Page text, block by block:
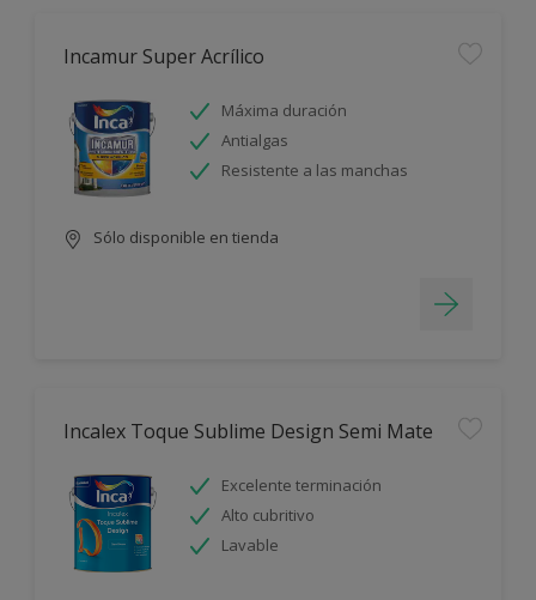
Incamur Super Acrílico
Máxima duración
Antialgas
Resistente a las manchas
Sólo disponible en tienda
Incalex Toque Sublime Design Semi Mate
Excelente terminación
Alto cubritivo
Lavable